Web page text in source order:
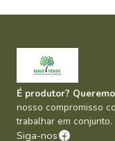
É produtor?
nosso compromisso
trabalhar em
Siga-nos